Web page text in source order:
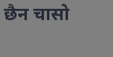
छैन चासो